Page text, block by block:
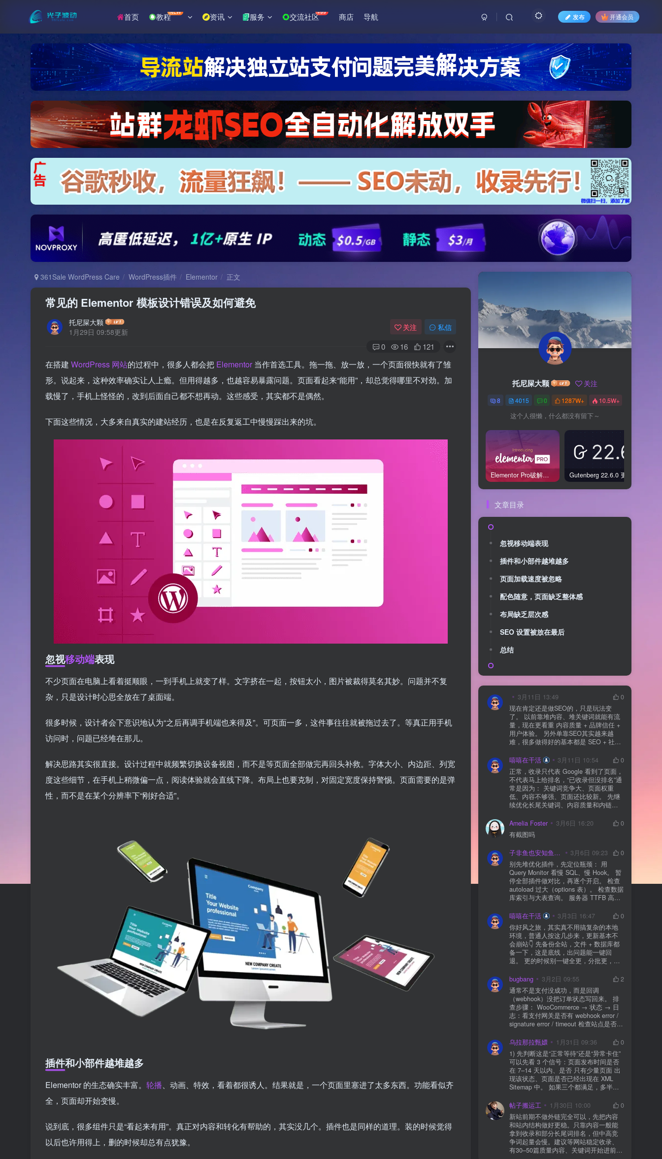
首页 教程NEW 资讯 服务 交流社区+99 商店 导航 发布 开通会员
361Sale WordPress Care WordPress插件 Elementor 正文
常见的 Elementor 模板设计错误及如何避免
托尼屎大颗
1月29日 09:58更新
关注 私信
0 16 121
在搭建 WordPress 网站的过程中，很多人都会把 Elementor 当作首选工具。拖一拖、放一放，一个页面很快就有了雏
形。说起来，这种效率确实让人上瘾。但用得越多，也越容易暴露问题。页面看起来“能用”，却总觉得哪里不对劲。加
载慢了，手机上怪怪的，改到后面自己都不想再动。这些感受，其实都不是偶然。
下面这些情况，大多来自真实的建站经历，也是在反复返工中慢慢踩出来的坑。
忽视移动端表现
不少页面在电脑上看着挺顺眼，一到手机上就变了样。文字挤在一起，按钮太小，图片被裁得莫名其妙。问题并不复
杂，只是设计时心思全放在了桌面端。
很多时候，设计者会下意识地认为“之后再调手机端也来得及”。可页面一多，这件事往往就被拖过去了。等真正用手机
访问时，问题已经堆在那儿。
解决思路其实很直接。设计过程中就频繁切换设备视图，而不是等页面全部做完再回头补救。字体大小、内边距、列宽
度这些细节，在手机上稍微偏一点，阅读体验就会直线下降。布局上也要克制，对固定宽度保持警惕。页面需要的是弹
性，而不是在某个分辨率下“刚好合适”。
插件和小部件越堆越多
Elementor 的生态确实丰富。 轮播、动画、特效，看着都很诱人。结果就是，一个页面里塞进了太多东西。功能看似齐
全，页面却开始变慢。
说到底，很多组件只是“看起来有用”。真正对内容和转化有帮助的，其实没几个。插件也是同样的道理。装的时候觉得
以后也许用得上，删的时候却总有点犹豫。
托尼屎大颗 关注
8 4015 0 1287W+ 10.5W+
这个人很懒，什么都没有留下～
Elementor Pro破解版还能用吗？2026年常见风险与后果盘点
文章目录
忽视移动端表现
插件和小部件越堆越多
页面加载速度被忽略
配色随意，页面缺乏整体感
布局缺乏层次感
SEO 设置被放在最后
总结
3月11日 13:49
0
现在肯定还是做SEO的，只是玩法变
了。 以前靠堆内容、堆关键词就能有流
量，现在更看重 内容质量 + 品牌信任 +
用户体验。 另外单靠SEO其实越来越
难，很多做得好的基本都是 SEO + 社媒
质还是一个长期获客渠道，但不能再当
成唯一渠道了。
嘻嘻在干活 3月11日 10:54
0
正常，收录只代表 Google 看到了页面，
不代表马上给排名，“已收录但没排名”通
常是因为： 关键词竞争大、页面权重
低、内容不够强、页面还比较新。 先继
续优化长尾关键词、内容质量和内链，
Amelia Foster
3月6日 16:20
0
有截图吗
子非鱼也安知鱼之乐 3月6日 09:23
0
别先堆优化插件，先定位瓶颈： 用
Query Monitor 看慢 SQL、慢 Hook。 暂
停全部插件做对比，再逐个开启。 检查
autoload 过大（options 表）。 检查数据
库索引与大表查询。 服务器 TTFB 高就
嘻嘻在干活
3月3日 16:47
0
你好风之旅，其实真不用搞复杂的本地
环境，普通人按这几步来，更新基本不
会崩站👇 先备份全站，文件 + 数据库都
备一下，这是底线，出问题能一键回
退。 更的时候别一键全更，分批更，先
立刻清缓存，去前台检查首页、文章
页、按钮、表单这些关键位置。 最好再
装个支持版本回滚的插件，万一崩了，
一秒切回旧版。 总结来说：先备份、分
批更、更完查、留退路，稳得很✅😎希望
能帮到你
bugbang 3月2日 09:55
2
通常不是支付没成功，而是回调
（webhook）没把订单状态写回来。 排
查步骤： WooCommerce → 状态 → 日
志：看支付网关是否有 webhook error /
signature error / timeout 检查站点是否被
全插件） 检查是否启用了“缓存结账页/接
口路径”（结账页和回调接口不应缓存）
看服务器错误日志是否有 500/致命错误
导致回调执行中断 解决方案： 放行 wp-
json、wc-api、支付网关回调 URL（按网
关文档配置） 关闭结账页的缓存与 JS
合并压缩测试一次 若使用 Cloudflare：
则
乌拉那拉甄嬛 1月31日 09:36
0
1) 先判断这是“正常等待”还是“异常卡住”
可以先看 3 个信号：页面发布时间是否
在 7–14 天以内、是否 只有少量页面 出
现该状态、页面是否已经出现在 XML
Sitemap 中。 如果三个都满足，多半属
手。 2) 什么情况下“等”是没用的？ 以下
情况基本不会靠时间自动解决：页面几
乎没有内链（孤立页）、内容与站内已
有页面高度相似、canonical 指向了别的
URL、同一主题短时间发布太多相似文
章。 这种情况下，Google 已经抓取，但
判断“当前不值得进入索引”。 3) 最有效
帖子搬运工 1月30日 10:00
0
新站前期不做外链完全可以，先把内容
和站内结构做好更稳。只靠内容一般能
拿到收录和部分长尾词排名，但中高竞
争词起量会慢。建议等网站稳定收录、
有30–50篇质量内容、关键词开始进前